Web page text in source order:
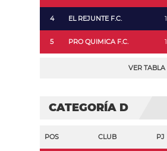
4 EL REJUNTE F.C. 1
5 PRO QUIMICA F.C. 1
VER TABLA
CATEGORÍA D
POS CLUB PJ